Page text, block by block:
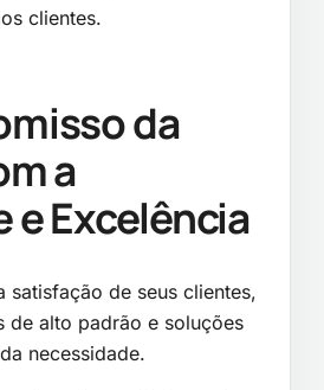
clientes.
da
a
e Excelência
satisfação de seus clientes,
de alto padrão e soluções
necessidade.